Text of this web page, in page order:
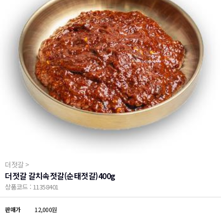
더젓갈 >
더젓갈 갈치속젓갈(순태젓갈)400g
상품코드 : 11358401
판매가 12,000원